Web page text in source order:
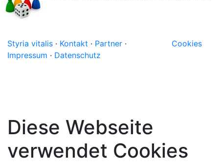
Styria vitalis · Kontakt · Partner ·
Impressum · Datenschutz
Cookies
Diese Webseite
verwendet Cookies